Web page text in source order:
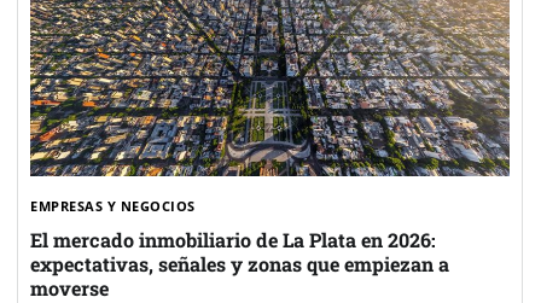
EMPRESAS Y NEGOCIOS
El mercado inmobiliario de La Plata en 2026:
expectativas, señales y zonas que empiezan a
moverse